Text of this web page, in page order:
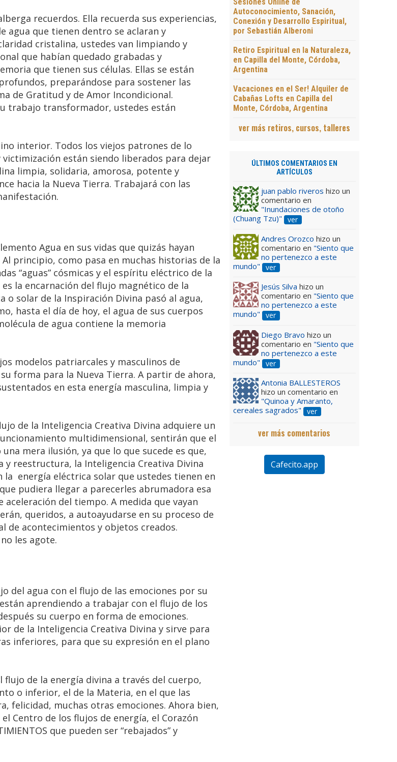
recuerdos. Ella recuerda sus experiencias,
agua que tienen dentro se aclaran y
cristalina, ustedes van limpiando y
que habían quedado grabadas y
que tienen sus células. Ellas se están
preparándose para sostener las
de Gratitud y de Amor Incondicional.
trabajo transformador, ustedes están
interior. Todos los viejos patrones de lo
están siendo liberados para dejar
limpia, solidaria, amorosa, potente y
hacia la Nueva Tierra. Trabajará con las
Agua en sus vidas que quizás hayan
principio, como pasa en muchas historias de la
“aguas” cósmicas y el espíritu eléctrico de la
la encarnación del flujo magnético de la
o solar de la Inspiración Divina pasó al agua,
hasta el día de hoy, el agua de sus cuerpos
de agua contiene la memoria
modelos patriarcales y masculinos de
forma para la Nueva Tierra. A partir de ahora,
en esta energía masculina, limpia y
de la Inteligencia Creativa Divina adquiere un
multidimensional, sentirán que el
mera ilusión, ya que lo que sucede es que,
reestructura, la Inteligencia Creativa Divina
energía eléctrica solar que ustedes tienen en
pudiera llegar a parecerles abrumadora esa
del tiempo. A medida que vayan
queridos, a autoayudarse en su proceso de
de acontecimientos y objetos creados.
les agote.
del agua con el flujo de las emociones por su
aprendiendo a trabajar con el flujo de los
su cuerpo en forma de emociones.
de la Inteligencia Creativa Divina y sirve para
inferiores, para que su expresión en el plano
de la energía divina a través del cuerpo,
o inferior, el de la Materia, en el que las
felicidad, muchas otras emociones. Ahora bien,
Centro de los flujos de energía, el Corazón
que pueden ser “rebajados” y
Autoconocimiento, Sanación,
Conexión y Desarrollo Espiritual,
por Sebastián Alberoni
Retiro Espiritual en la Naturaleza,
en Capilla del Monte, Córdoba,
Argentina
Vacaciones en el Ser! Alquiler de
Cabañas Lofts en Capilla del
Monte, Córdoba, Argentina
ver más retiros, cursos, talleres
ÚLTIMOS COMENTARIOS EN
ARTÍCULOS
juan pablo riveros hizo un
comentario en
"Inundaciones de otoño
(Chuang Tzu)"
ver
Andres Orozco hizo un
comentario en "Siento que
no pertenezco a este
mundo"
ver
Jesús Silva hizo un
comentario en "Siento que
no pertenezco a este
mundo"
ver
Diego Bravo hizo un
comentario en "Siento que
no pertenezco a este
mundo"
ver
Antonia BALLESTEROS
hizo un comentario en
"Quinoa y Amaranto,
cereales sagrados"
ver
ver más comentarios
Cafecito.app